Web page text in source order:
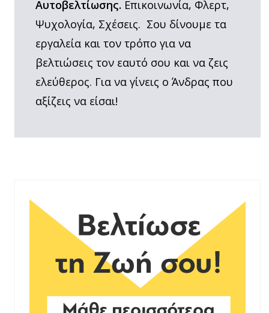
Αυτοβελτίωσης. Επικοινωνία, Φλερτ,
Ψυχολογία, Σχέσεις. Σου δίνουμε τα
εργαλεία και τον τρόπο για να
βελτιώσεις τον εαυτό σου και να ζεις
ελεύθερος. Για να γίνεις ο Άνδρας που
αξίζεις να είσαι!